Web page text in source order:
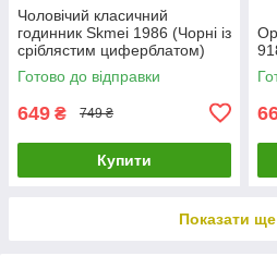
Чоловічий класичний
годинник Skmei 1986 (Чорні із
сріблястим циферблатом)
Готово до відправки
649 ₴ 749 ₴
Купити
Показати ще